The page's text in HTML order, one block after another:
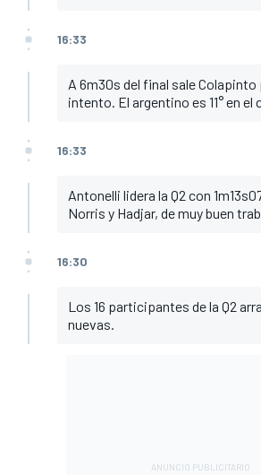
16:33
A 6m30s del final sale Colapinto
intento. El argentino es 11° en el
16:33
Antonelli lidera la Q2 con
Norris y Hadjar, de muy buen
16:30
Los 16 participantes de la Q2
nuevas.